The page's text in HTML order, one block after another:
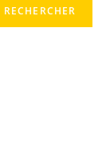
RECHERCHER